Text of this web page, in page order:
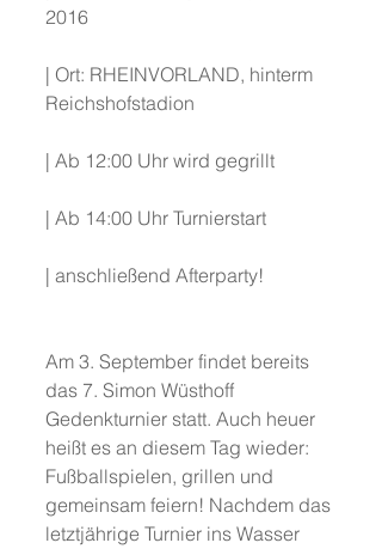
2016
| Ort: RHEINVORLAND, hinterm
Reichshofstadion
| Ab 12:00 Uhr wird gegrillt
| Ab 14:00 Uhr Turnierstart
| anschließend Afterparty!
Am 3. September findet bereits
das 7. Simon Wüsthoff
Gedenkturnier statt. Auch heuer
heißt es an diesem Tag wieder:
Fußballspielen, grillen und
gemeinsam feiern! Nachdem das
letztjährige Turnier ins Wasser